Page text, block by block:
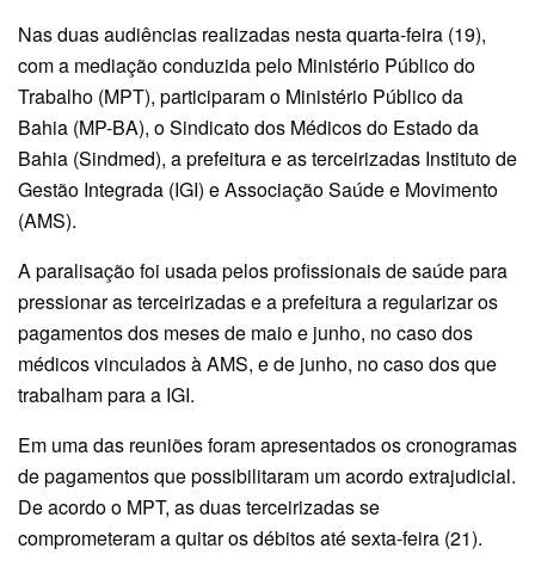
Nas duas audiências realizadas nesta quarta-feira (19),
com a mediação conduzida pelo Ministério Público do
Trabalho (MPT), participaram o Ministério Público da
Bahia (MP-BA), o Sindicato dos Médicos do Estado da
Bahia (Sindmed), a prefeitura e as terceirizadas Instituto de
Gestão Integrada (IGI) e Associação Saúde e Movimento
(AMS).
A paralisação foi usada pelos profissionais de saúde para
pressionar as terceirizadas e a prefeitura a regularizar os
pagamentos dos meses de maio e junho, no caso dos
médicos vinculados à AMS, e de junho, no caso dos que
trabalham para a IGI.
Em uma das reuniões foram apresentados os cronogramas
de pagamentos que possibilitaram um acordo extrajudicial.
De acordo o MPT, as duas terceirizadas se
comprometeram a quitar os débitos até sexta-feira (21).